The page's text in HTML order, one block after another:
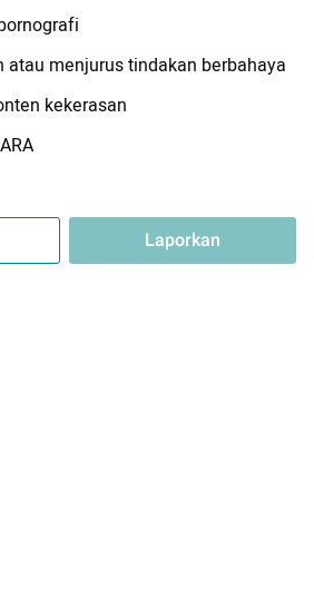
atau menjurus tindakan berbahaya
kekerasan
Laporkan